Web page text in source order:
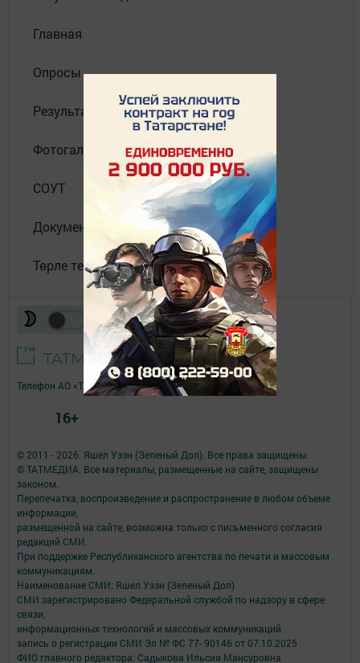
Главная
Опросы
Результаты опросов
Фотогалереи
СОУТ
Документлар
Төрле темалар
© 2011 - 2026. Яшел Узэн (Зеленый Дол). Все права защищены.
© ТАТМЕДИА. Все материалы, размещенные на сайте, защищены
законом.
Перепечатка, воспроизведение и распространение в любом объеме
информации,
размещенной на сайте, возможна только с письменного согласия
редакций СМИ.
При поддержке Республиканского агентства по печати и массовым
коммуникациям.
Наименование СМИ: Яшел Узэн (Зеленый Дол)
СМИ зарегистрировано Федеральной службой по надзору в сфере
связи,
информационных технологий и массовых коммуникаций
запись о регистрации СМИ Эл № ФС 77- 90146 от 07.10.2025
ФИО главного редактора: Садыкова Ильсия Мансуровна
Телефон АО «ТАТМЕДИА»:(843) 222 09 84
16+